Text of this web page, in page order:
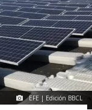
EFE | Edición BBCL
15% al